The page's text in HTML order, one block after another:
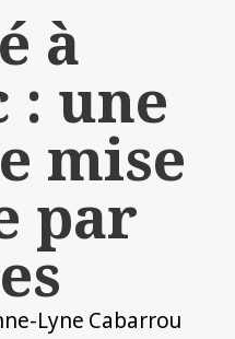
à
: une
mise
par
Lyne Cabarrou